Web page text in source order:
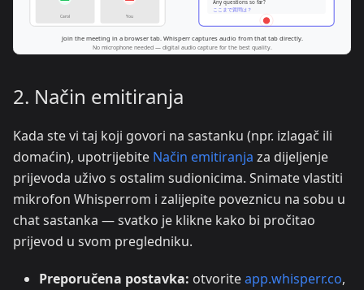
2. Način emitiranja
Kada ste vi taj koji govori na sastanku (npr. izlagač ili
domaćin), upotrijebite Način emitiranja za dijeljenje
prijevoda uživo s ostalim sudionicima. Snimate vlastiti
mikrofon Whisperrom i zalijepite poveznicu na sobu u
chat sastanka — svatko je klikne kako bi pročitao
prijevod u svom pregledniku.
Preporučena postavka: otvoriteapp.whisperr.co,